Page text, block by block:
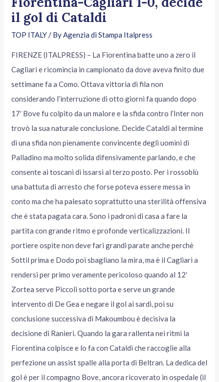
il gol di Cataldi
TOP ITALY/ ByAgenzia di Stampa Italpress
FIRENZE (ITALPRESS) – La Fiorentina batte uno a zero il
Cagliari e ricomincia in campionato da dove aveva finito due
settimane fa a Como. Ottava vittoria di fila non
considerando l’interruzione di otto giorni fa quando dopo
17′ Bove fu colpito da un malore e la sfida contro l’Inter non
trovò la sua naturale conclusione. Decide Cataldi al termine
di una sfida non pienamente convincente degli uomini di
Palladino ma molto solida difensivamente parlando, e che
consente ai toscani di issarsi al terzo posto. Per i rossoblù
una battuta di arresto che forse poteva essere messa in
conto ma che ha palesato soprattutto una sterilità offensiva
che è stata pagata cara. Sono i padroni di casa a fare la
partita con grande ritmo e profonde verticalizzazioni. Il
portiere ospite non deve fari grandi parate anche perchè
Sottil prima e Dodo poi sbagliano la mira, ma è il Cagliari a
rendersi per primo veramente pericoloso quando al 12′
Zortea serve Piccoli sotto porta e serve un grande
intervento di De Gea e negare il gol ai sardi, poi su
conclusione successiva di Makoumbou è decisiva la
decisione di Ranieri. Quando la gara rallenta nei ritmi la
Fiorentina colpisce e lo fa con Cataldi che raccoglie alla
perfezione un assist spalle alla porta di Beltran. La dedica del
gol è per il compagno Bove, ancora ricoverato in ospedale (il